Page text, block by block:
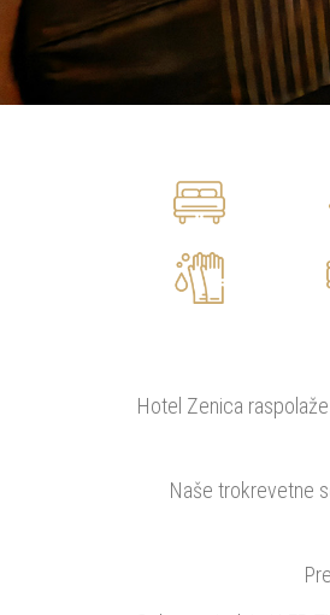
Hotel Zenica
Naše trokrevetne